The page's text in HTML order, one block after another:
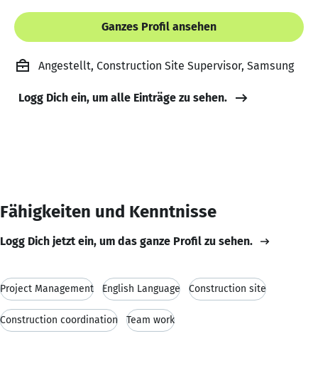
Ganzes Profil ansehen
Angestellt, Construction Site Supervisor, Samsung
Logg Dich ein, um alle Einträge zu sehen.
Fähigkeiten und Kenntnisse
Logg Dich jetzt ein, um das ganze Profil zu sehen.
Project Management English Language Construction site
Construction coordination Team work